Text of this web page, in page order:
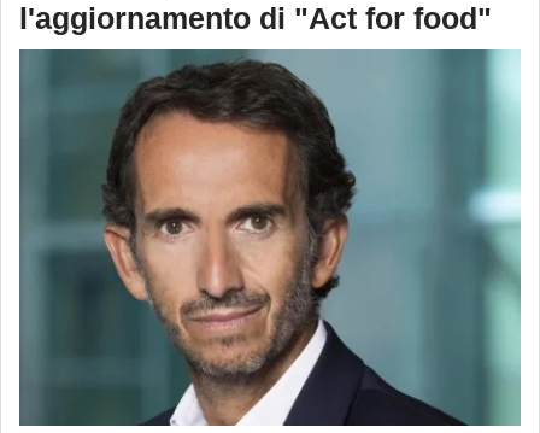
l'aggiornamento di "Act for food"